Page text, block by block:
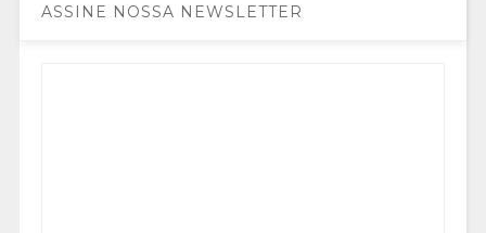
ASSINE NOSSA NEWSLETTER